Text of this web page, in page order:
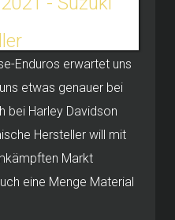
Enduros erwartet uns
etwas genauer bei
bei Harley Davidson
Hersteller will mit
Markt
eine Menge Material